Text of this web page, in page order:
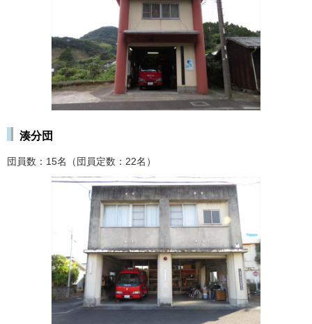
湊分団
団員数：15名（団員定数：22名）